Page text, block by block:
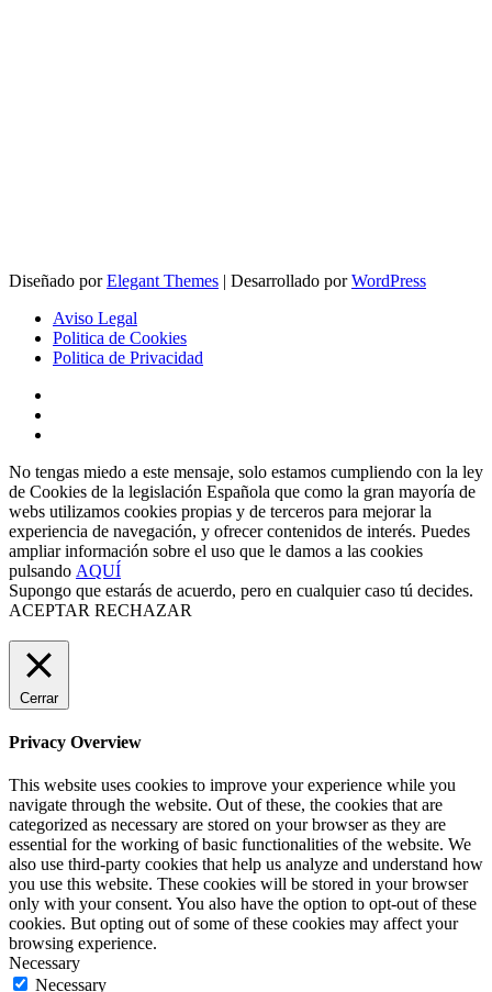
Diseñado porElegant Themes | Desarrollado porWordPress
Aviso Legal
Politica de Cookies
Politica de Privacidad
No tengas miedo a este mensaje, solo estamos cumpliendo con la ley
de Cookies de la legislación Española que como la gran mayoría de
webs utilizamos cookies propias y de terceros para mejorar la
experiencia de navegación, y ofrecer contenidos de interés. Puedes
ampliar información sobre el uso que le damos a las cookies
pulsando AQUÍ
Supongo que estarás de acuerdo, pero en cualquier caso tú decides.
ACEPTAR RECHAZAR
Cerrar
Privacy Overview
This website uses cookies to improve your experience while you
navigate through the website. Out of these, the cookies that are
categorized as necessary are stored on your browser as they are
essential for the working of basic functionalities of the website. We
also use third-party cookies that help us analyze and understand how
you use this website. These cookies will be stored in your browser
only with your consent. You also have the option to opt-out of these
cookies. But opting out of some of these cookies may affect your
browsing experience.
Necessary
Necessary